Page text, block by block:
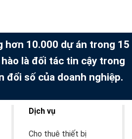
hơn 10.000 dự án trong 15
là đối tác tin cậy trong
đổi số của doanh nghiệp.
Dịch vụ
Cho thuê thiết bị